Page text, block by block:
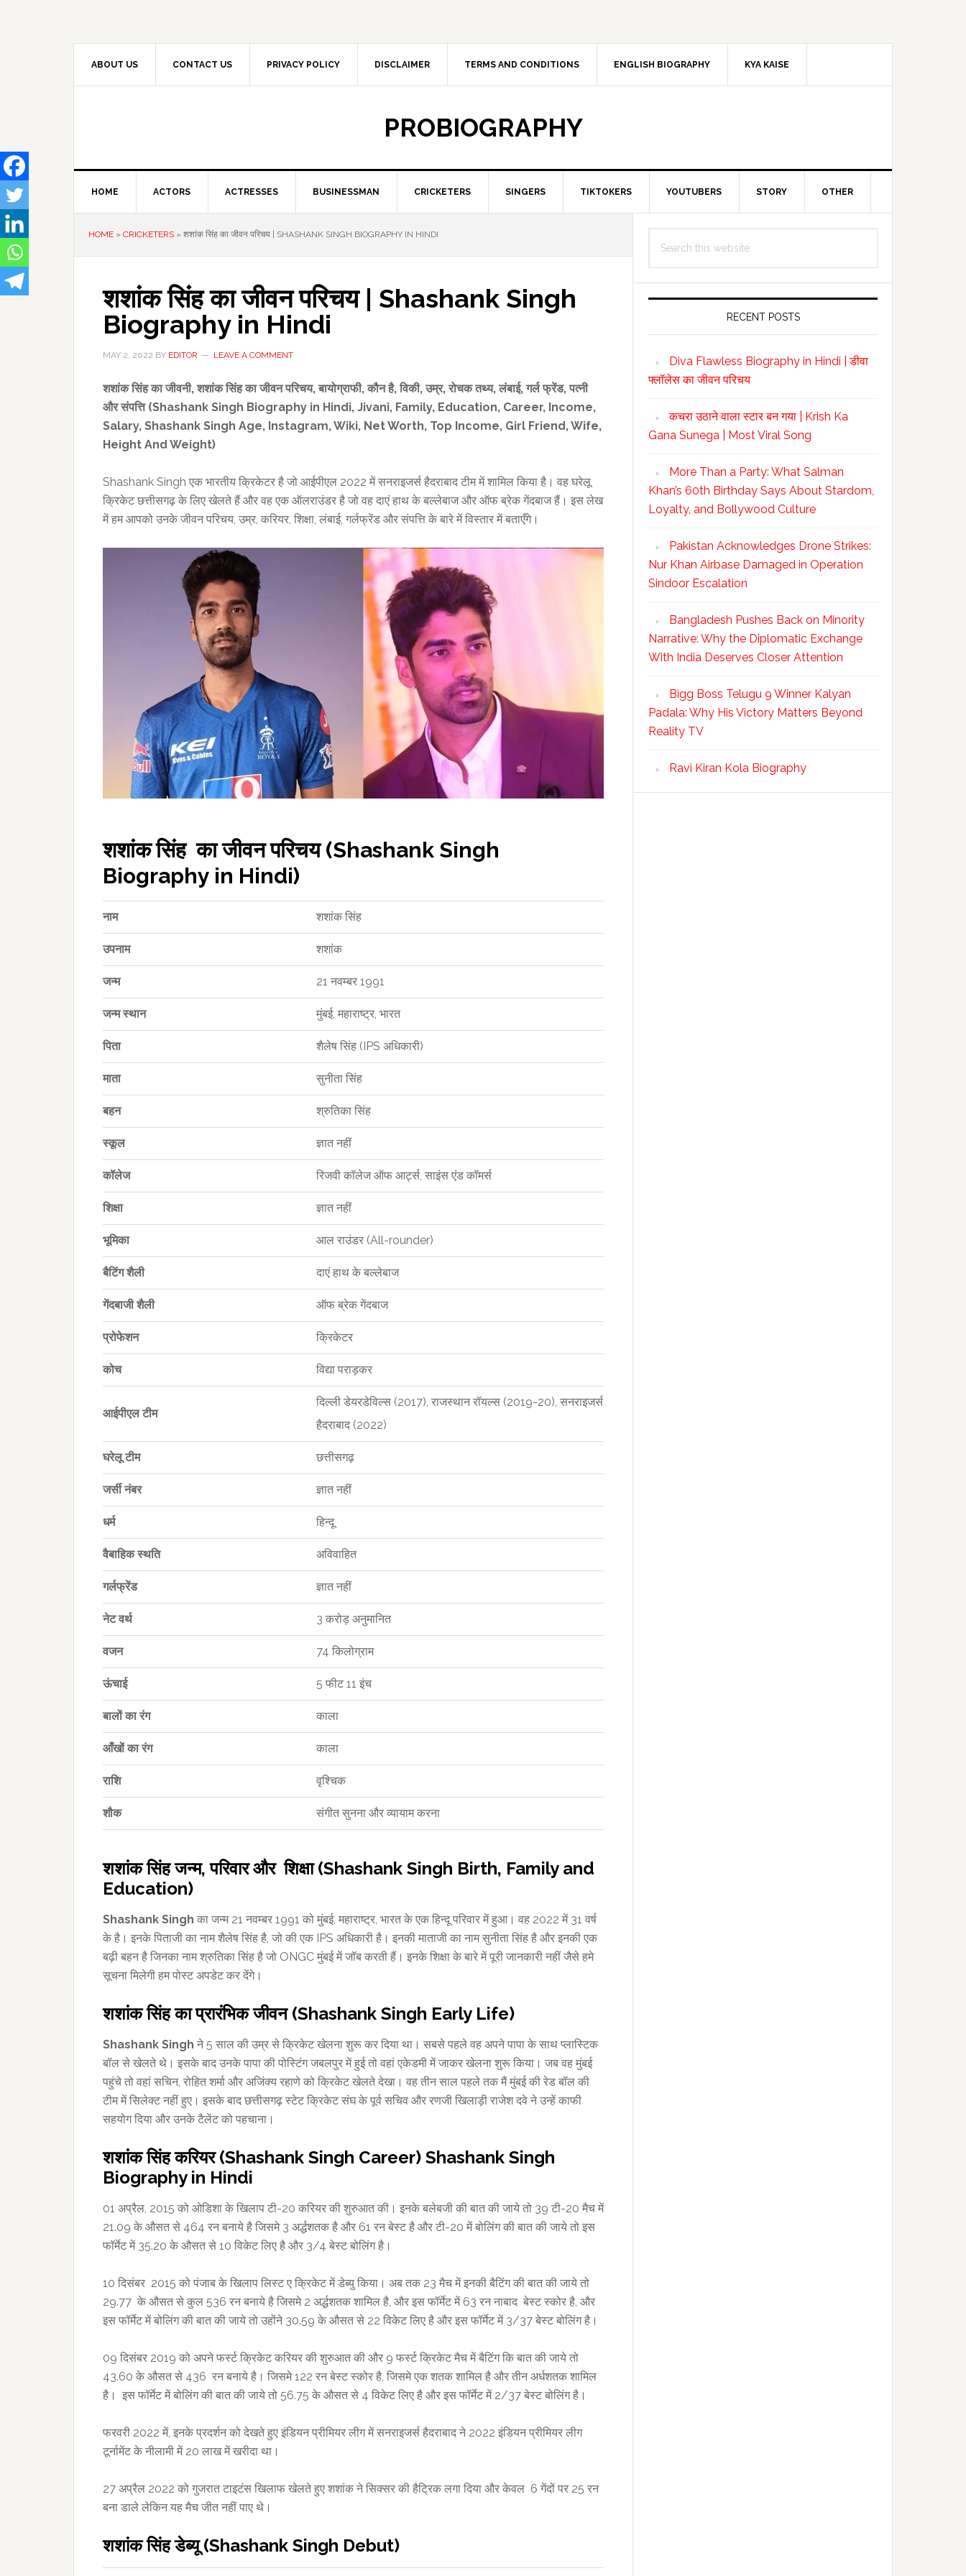
ABOUT US CONTACT US PRIVACY POLICY DISCLAIMER TERMS AND CONDITIONS ENGLISH BIOGRAPHY KYA KAISE
PROBIOGRAPHY
HOME ACTORS ACTRESSES BUSINESSMAN CRICKETERS SINGERS TIKTOKERS YOUTUBERS STORY OTHER
HOME » CRICKETERS » शशांक सिंह का जीवन परिचय | SHASHANK SINGH BIOGRAPHY IN HINDI
शशांक सिंह का जीवन परिचय | Shashank Singh
Biography in Hindi
MAY 2, 2022 BY EDITOR LEAVE A COMMENT
शशांक सिंह का जीवनी,शशांक सिंह का जीवन परिचय,बायोग्राफी,कौन है,विकी, उम्र,रोचक तथ्य, लंबाई,गर्ल फ्रेंड,पत्नी
और संपत्ति (Shashank Singh Biography in Hindi, Jivani, Family, Education, Career, Income,
Salary, Shashank Singh Age, Instagram, Wiki, Net Worth, Top Income, Girl Friend,Wife,
Height And Weight)
Shashank Singh एक भारतीय क्रिकेटर है जो आईपीएल 2022 में सनराइजर्स हैदराबाद टीम में शामिल किया है। वह घरेलू
क्रिकेट छत्तीसगढ़ के लिए खेलते हैं और वह एक ऑलराउंडर है जो वह दाएं हाथ के बल्लेबाज और ऑफ ब्रेक गेंदबाज हैं। इस लेख
में हम आपको उनके जीवन परिचय, उम्र, करियर, शिक्षा, लंबाई, गर्लफ्रेंड और संपत्ति के बारे में विस्तार में बताएँगे।
शशांक सिंह का जीवन परिचय (Shashank Singh
Biography in Hindi)
नाम शशांक सिंह
उपनाम शशांक
जन्म 21 नवम्बर 1991
जन्म स्थान मुंबई, महाराष्ट्र, भारत
पिता शैलेष सिंह (IPS अधिकारी)
माता सुनीता सिंह
बहन श्रुतिका सिंह
स्कूल ज्ञात नहीं
कॉलेज रिजवी कॉलेज ऑफ आर्ट्स, साइंस एंड कॉमर्स
शिक्षा ज्ञात नहीं
भूमिका आल राउंडर (All-rounder)
बैटिंग शैली दाएं हाथ के बल्लेबाज
गेंदबाजी शैली ऑफ ब्रेक गेंदबाज
प्रोफेशन क्रिकेटर
कोच विद्या पराड़कर
आईपीएल टीम
दिल्ली डेयरडेविल्स (2017), राजस्थान रॉयल्स (2019-20), सनराइजर्स
हैदराबाद (2022)
घरेलू टीम छत्तीसगढ़
जर्सी नंबर ज्ञात नहीं
धर्म हिन्दू
वैबाहिक स्थति अविवाहित
गर्लफ्रेंड ज्ञात नहीं
नेट वर्थ 3 करोड़ अनुमानित
वजन 74 किलोग्राम
ऊंचाई 5 फीट 11 इंच
बालों का रंग काला
आँखों का रंग काला
राशि वृश्चिक
शौक संगीत सुनना और व्यायाम करना
शशांक सिंह जन्म, परिवार और शिक्षा (Shashank Singh Birth, Family and
Education)
Shashank Singh का जन्म 21 नवम्बर 1991 को मुंबई, महाराष्ट्र, भारत के एक हिन्दू परिवार में हुआ। वह 2022 में 31 वर्ष
के है। इनके पिताजी का नाम शैलेष सिंह है, जो की एक IPS अधिकारी है। इनकी माताजी का नाम सुनीता सिंह है और इनकी एक
बढ़ी बहन है जिनका नाम श्रुतिका सिंह है जो ONGC मुंबई में जॉब करती हैं। इनके शिक्षा के बारे में पूरी जानकारी नहीं जैसे हमे
सूचना मिलेगी हम पोस्ट अपडेट कर देंगे।
शशांक सिंह का प्रारंभिक जीवन (Shashank Singh Early Life)
Shashank Singh ने 5 साल की उम्र से क्रिकेट खेलना शुरू कर दिया था। सबसे पहले वह अपने पापा के साथ प्लास्टिक
बॉल से खेलते थे। इसके बाद उनके पापा की पोस्टिंग जबलपुर में हुई तो वहां एकेडमी में जाकर खेलना शुरू किया। जब वह मुंबई
पहुंचे तो वहां सचिन, रोहित शर्मा और अजिंक्य रहाणे को क्रिकेट खेलते देखा। वह तीन साल पहले तक मैं मुंबई की रेड बॉल की
टीम में सिलेक्ट नहीं हुए। इसके बाद छत्तीसगढ़ स्टेट क्रिकेट संघ के पूर्व सचिव और रणजी खिलाड़ी राजेश दवे ने उन्हें काफी
सहयोग दिया और उनके टैलेंट को पहचाना।
शशांक सिंह करियर (Shashank Singh Career) Shashank Singh
Biography in Hindi
01 अप्रैल, 2015 को ओडिशा के खिलाप टी-20 करियर की शुरुआत की। इनके बलेबजी की बात की जाये तो 39 टी-20 मैच में
21.09 के औसत से 464 रन बनाये है जिसमे 3 अर्द्धशतक है और 61 रन बेस्ट है और टी-20 में बोलिंग की बात की जाये तो इस
फॉर्मेट में 35.20 के औसत से 10 विकेट लिए है और 3/4 बेस्ट बोलिंग है।
10 दिसंबर 2015 को पंजाब के खिलाप लिस्ट ए क्रिकेट में डेब्यु किया। अब तक 23 मैच में इनकी बैटिंग की बात की जाये तो
29.77 के औसत से कुल 536 रन बनाये है जिसमे 2 अर्द्धशतक शामिल है, और इस फॉर्मेट में 63 रन नाबाद बेस्ट स्कोर है, और
इस फॉर्मेट में बोलिंग की बात की जाये तो उहोंने 30.59 के औसत से 22 विकेट लिए है और इस फॉर्मेट में 3/37 बेस्ट बोलिंग है।
09 दिसंबर 2019 को अपने फर्स्ट क्रिकेट करियर की शुरुआत की और 9 फर्स्ट क्रिकेट मैच में बैटिंग कि बात की जाये तो
43.60 के औसत से 436 रन बनाये है। जिसमे 122 रन बेस्ट स्कोर है, जिसमे एक शतक शामिल है और तीन अर्धशतक शामिल
है। इस फॉर्मेट में बोलिंग की बात की जाये तो 56.75 के औसत से 4 विकेट लिए है और इस फॉर्मेट में 2/37 बेस्ट बोलिंग है।
फरवरी 2022 में, इनके प्रदर्शन को देखते हुए इंडियन प्रीमियर लीग में सनराइजर्स हैदराबाद ने 2022 इंडियन प्रीमियर लीग
टूर्नामेंट के नीलामी में 20 लाख में खरीदा था।
27 अप्रैल 2022 को गुजरात टाइटंस खिलाफ खेलते हुए शशांक ने सिक्सर की हैट्रिक लगा दिया और केवल 6 गेंदों पर 25 रन
बना डाले लेकिन यह मैच जीत नहीं पाए थे।
शशांक सिंह डेब्यू (Shashank Singh Debut)
Primary
Sidebar
this
RECENT POSTS
Diva Flawless Biography in Hindi | डीवा
फ्लॉलेस का जीवन परिचय
कचरा उठाने वाला स्टार बन गया | Krish Ka
Gana Sunega | Most Viral Song
More Than a Party: What Salman
Khan’s 60th Birthday Says About Stardom,
Loyalty, and Bollywood Culture
Pakistan Acknowledges Drone Strikes:
Nur Khan Airbase Damaged in Operation
Sindoor Escalation
Bangladesh Pushes Back on Minority
Narrative: Why the Diplomatic Exchange
With India Deserves Closer Attention
Bigg Boss Telugu 9 Winner Kalyan
Padala: Why His Victory Matters Beyond
Reality TV
Ravi Kiran Kola Biography